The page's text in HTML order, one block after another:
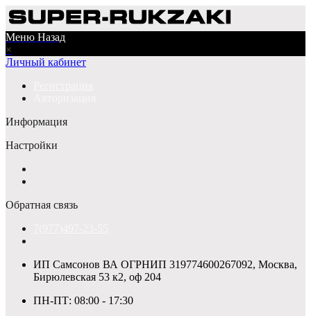
Меню Назад
×
Личный кабинет
Информация
Настройки
Обратная связь
ИП Самсонов ВА ОГРНИП 319774600267092, Москва,
Бирюлевская 53 к2, оф 204
ПН-ПТ: 08:00 - 17:30